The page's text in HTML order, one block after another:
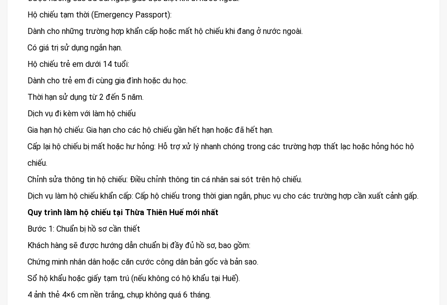
Hộ chiếu tạm thời (Emergency Passport):
Dành cho những trường hợp khẩn cấp hoặc mất hộ chiếu khi đang ở nước ngoài.
Có giá trị sử dụng ngắn hạn.
Hộ chiếu trẻ em dưới 14 tuổi:
Dành cho trẻ em đi cùng gia đình hoặc du học.
Thời hạn sử dụng từ 2 đến 5 năm.
Dịch vụ đi kèm với làm hộ chiếu
Gia hạn hộ chiếu: Gia hạn cho các hộ chiếu gần hết hạn hoặc đã hết hạn.
Cấp lại hộ chiếu bị mất hoặc hư hỏng: Hỗ trợ xử lý nhanh chóng trong các trường hợp thất lạc hoặc hỏng hóc hộ
chiếu.
Chỉnh sửa thông tin hộ chiếu: Điều chỉnh thông tin cá nhân sai sót trên hộ chiếu.
Dịch vụ làm hộ chiếu khẩn cấp: Cấp hộ chiếu trong thời gian ngắn, phục vụ cho các trường hợp cần xuất cảnh gấp.
Quy trình làm hộ chiếu tại Thừa Thiên Huế mới nhất
Bước 1: Chuẩn bị hồ sơ cần thiết
Khách hàng sẽ được hướng dẫn chuẩn bị đầy đủ hồ sơ, bao gồm:
Chứng minh nhân dân hoặc căn cước công dân bản gốc và bản sao.
Sổ hộ khẩu hoặc giấy tạm trú (nếu không có hộ khẩu tại Huế).
4 ảnh thẻ 4×6 cm nền trắng, chụp không quá 6 tháng.